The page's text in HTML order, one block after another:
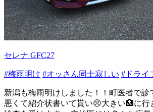
セレナ GFC27
#梅雨明け #オッさん同士寂しい #ドライ
新潟も梅雨明けしました！！町医者で診
悪くて紹介状書いて貰い😣大きい🏥に行